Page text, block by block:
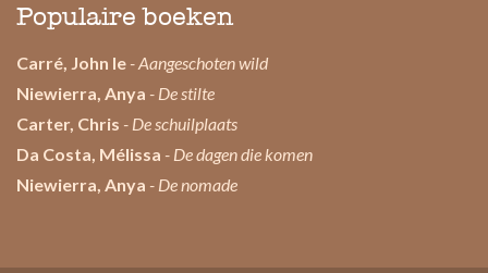
Populaire boeken
Carré, John le - Aangeschoten wild
Niewierra, Anya - De stilte
Carter, Chris - De schuilplaats
Da Costa, Mélissa - De dagen die komen
Niewierra, Anya - De nomade